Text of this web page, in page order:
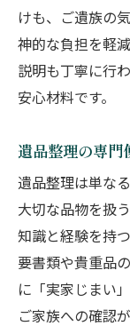
けも、ご遺族の
神的な負担を軽
説明も丁寧に行
安心材料です。
遺品整理の専門
遺品整理は単な
大切な品物を扱
知識と経験を持
要書類や貴重品
に「実家じまい
ご家族への確認